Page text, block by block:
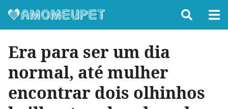
Era para ser um dia
normal, até mulher
encontrar dois olhinhos